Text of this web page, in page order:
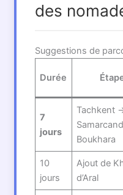
des
Suggestions de
Durée
7
jours
Tachkent
Boukhara
10
jours
Ajout de
d’Aral